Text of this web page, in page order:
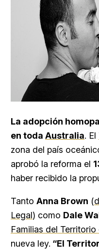
La adopción
en toda Australia. El
zona del país
aprobó la reforma el
haber recibido la
Tanto Anna Brown (
Legal) como Dale
Familias del
nueva ley. “El